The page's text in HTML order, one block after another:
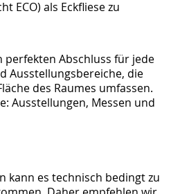
ECO) als Eckfliese zu
perfekten Abschluss für jede
Ausstellungsbereiche, die
des Raumes umfassen.
Ausstellungen, Messen und
kann es technisch bedingt zu